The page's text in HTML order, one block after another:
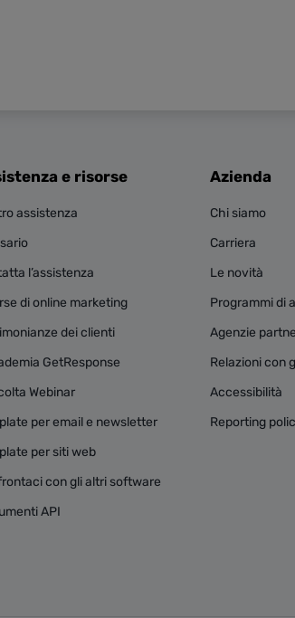
e risorse
assistenza
l’assistenza
di online marketing
dei clienti
GetResponse
Webinar
per email e newsletter
per siti web
con gli altri software
API
Azienda
Chi siamo
Carriera
Le novità
Programmi di
Agenzie
Relazioni con
Accessibilità
Reporting